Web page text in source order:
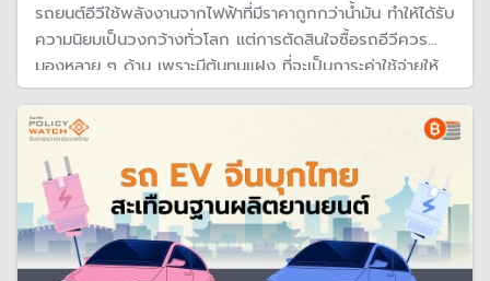
รถยนต์อีวีใช้พลังงานจากไฟฟ้าที่มีราคาถูกกว่าน้ำมัน ทำให้ได้รับ
ความนิยมเป็นวงกว้างทั่วโลก แต่การตัดสินใจซื้อรถอีวีควร
มองหลาย ๆ ด้าน เพราะมีต้นทุนแฝง ที่จะเป็นภาระค่าใช้จ่ายให้
กับผู้ใช้รถในอนาคต